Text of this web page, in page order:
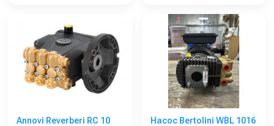
Annovi Reverberi RC 10 Насос Bertolini WBL 1016